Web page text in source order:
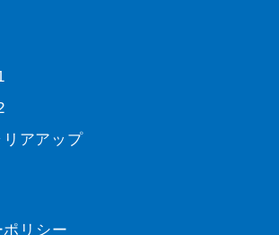
アアップ
リシー